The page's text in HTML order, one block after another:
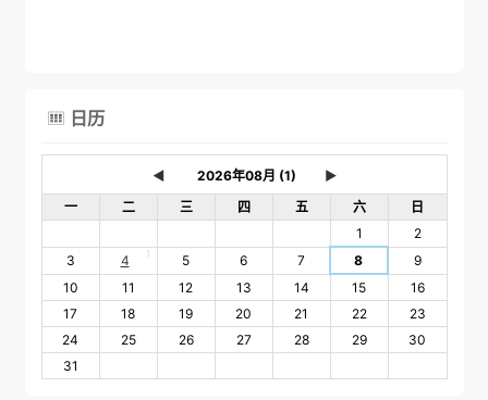
 日历
◄
►
一
二 三 四 五 六
日
1
2
3
4 1 5 6 7 8
9
10
11 12 13 14 15
16
17
18 19 20 21 22
23
24
25 26 27 28 29
30
31